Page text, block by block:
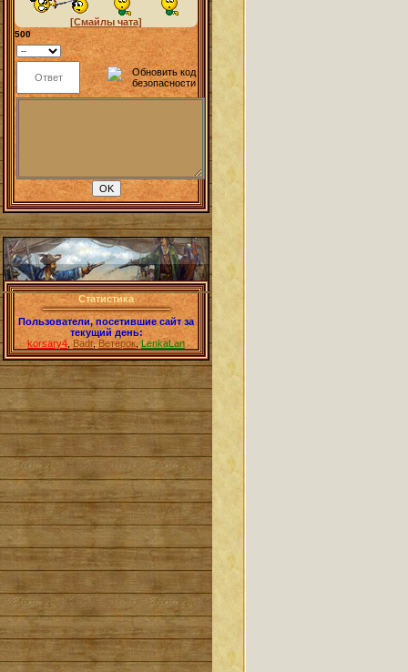
[Смайлы чата]
500
Статистика
Пользователи, посетившие сайт за
текущий день:
korsary4 ,Badr,Ветерок ,LenkaLan